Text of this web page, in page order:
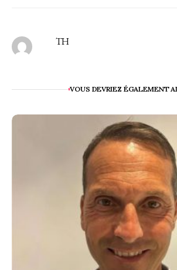
TH
VOUS DEVRIEZ ÉGALEMENT